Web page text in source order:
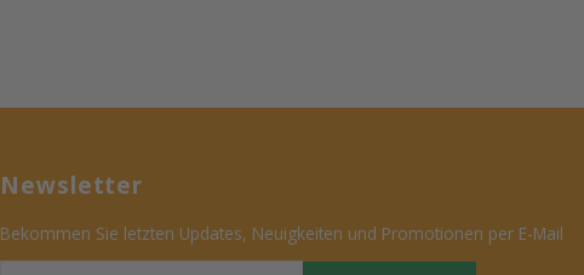
Newsletter
Bekommen Sie letzten Updates, Neuigkeiten und Promotionen per E-Mail